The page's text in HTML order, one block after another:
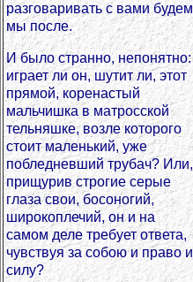
разговаривать с вами будем
мы после.
И было странно, непонятно:
играет ли он, шутит ли, этот
прямой, коренастый
мальчишка в матросской
тельняшке, возле которого
стоит маленький, уже
побледневший трубач? Или,
прищурив строгие серые
глаза свои, босоногий,
широкоплечий, он и на
самом деле требует ответа,
чувствуя за собою и право и
силу?